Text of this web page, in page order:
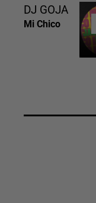
DJ GOJA
Mi Chico